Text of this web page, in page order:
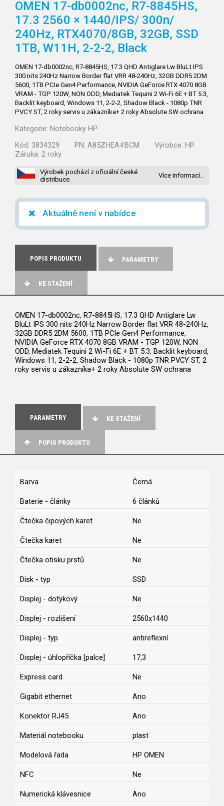
OMEN 17-db0002nc, R7-8845HS,
17.3 2560 × 1440/IPS/ 300n/
240Hz, RTX4070/8GB, 32GB, SSD
1TB, W11H, 2-2-2, Black
OMEN 17-db0002nc, R7-8845HS, 17.3 QHD Antiglare Lw BluLt IPS
300 nits 240Hz Narrow Border flat VRR 48-240Hz, 32GB DDR5 2DM
5600, 1TB PCIe Gen4 Performance, NVIDIA GeForce RTX 4070 8GB
VRAM - TGP 120W, NON ODD, Mediatek Tequini 2 Wi-Fi 6E + BT 5.3,
Backlit keyboard, Windows 11, 2-2-2, Shadow Black - 1080p TNR
PVCY ST, 2 roky servis u zákazníka+ 2 roky Absolute SW ochrana
Kategorie: Notebooky HP
Kód: 3834329 PN: A85ZHEA#BCM Výrobce: HP
Záruka: 2 roky
Výrobek pochází z oficiální české
distribuce.
Více informací…
Aktuálně není v nabídce
POPIS PRODUKTU PARAMETRY
KE STAŽENÍ
OMEN 17-db0002nc, R7-8845HS, 17.3 QHD Antiglare Lw
BluLt IPS 300 nits 240Hz Narrow Border flat VRR 48-240Hz,
32GB DDR5 2DM 5600, 1TB PCIe Gen4 Performance,
NVIDIA GeForce RTX 4070 8GB VRAM - TGP 120W, NON
ODD, Mediatek Tequini 2 Wi-Fi 6E + BT 5.3, Backlit keyboard,
Windows 11, 2-2-2, Shadow Black - 1080p TNR PVCY ST, 2
roky servis u zákazníka+ 2 roky Absolute SW ochrana
PARAMETRY KE STAŽENÍ
POPIS PRODUKTU
Barva Černá
Baterie - články 6 článků
Čtečka čipových karet Ne
Čtečka karet Ne
Čtečka otisku prstů Ne
Disk - typ SSD
Displej - dotykový Ne
Displej - rozlišení 2560x1440
Displej - typ antireflexní
Displej - úhlopříčka [palce] 17,3
Express card Ne
Gigabit ethernet Ano
Konektor RJ45 Ano
Materiál notebooku plast
Modelová řada HP OMEN
NFC Ne
Numerická klávesnice Ano